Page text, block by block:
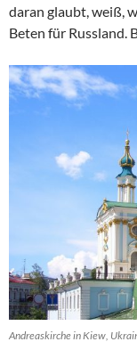
daran glaubt, weiß,
Beten für Russland.
Andreaskirche in Kiew,